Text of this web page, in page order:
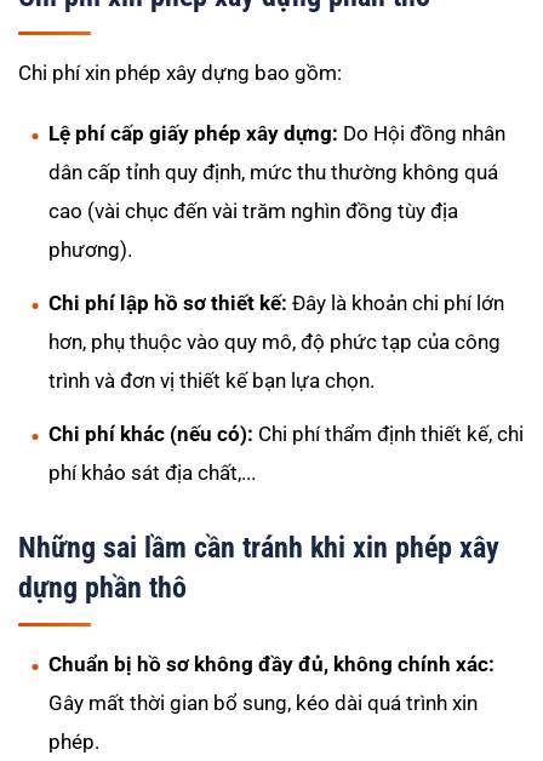
Chi phí xin phép xây dựng bao gồm:
Lệ phí cấp giấy phép xây dựng: Do Hội đồng nhân
dân cấp tỉnh quy định, mức thu thường không quá
cao (vài chục đến vài trăm nghìn đồng tùy địa
phương).
Chi phí lập hồ sơ thiết kế: Đây là khoản chi phí lớn
hơn, phụ thuộc vào quy mô, độ phức tạp của công
trình và đơn vị thiết kế bạn lựa chọn.
Chi phí khác (nếu có): Chi phí thẩm định thiết kế, chi
phí khảo sát địa chất,...
Những sai lầm cần tránh khi xin phép xây
dựng phần thô
Chuẩn bị hồ sơ không đầy đủ, không chính xác:
Gây mất thời gian bổ sung, kéo dài quá trình xin
phép.